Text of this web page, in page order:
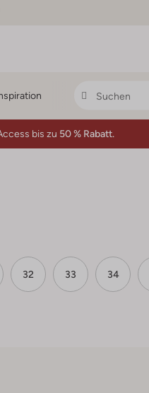
bis zu 50 % Rabatt.
32 33 34